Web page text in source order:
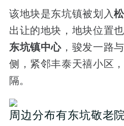
该地块是东坑镇被划入
出让的地块，地块位置
东坑镇中心 ，骏发一路
侧，紧邻丰泰天禧小区
隔。
周边分布有东坑敬老